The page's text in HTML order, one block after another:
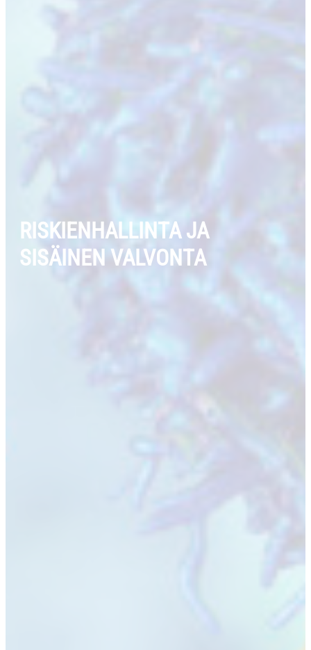
RISKIENHALLINTA JA
SISÄINEN VALVONTA